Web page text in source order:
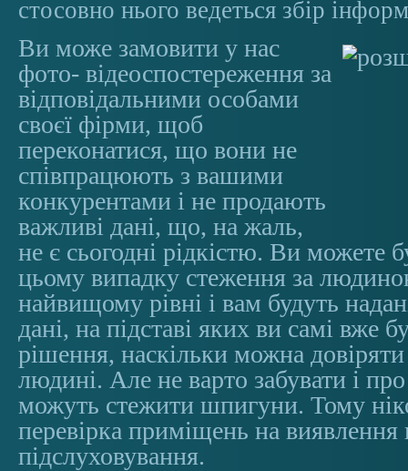
стосовно нього ведеться збір
Ви може замовити у нас
фото- відеоспостереження за
відповідальними особами
своєї фірми, щоб
переконатися, що вони не
співпрацюють з вашими
конкурентами і не продають
важливі дані, що, на жаль,
не є сьогодні рідкістю. Ви можете
цьому випадку стеження за
найвищому рівні і вам будуть
дані, на підставі яких ви самі вже
рішення, наскільки можна
людині. Але не варто забувати і
можуть стежити шпигуни. Тому
перевірка приміщень на
підслуховування.